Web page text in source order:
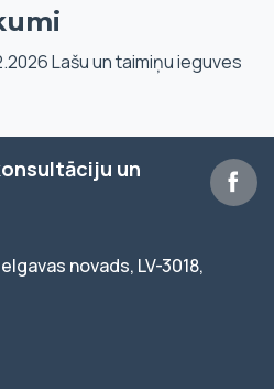
Lašu un taimiņu ieguves
un
novads, LV-3018,